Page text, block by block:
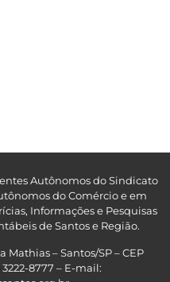
Autônomos do Sindicato
do Comércio e em
Informações e Pesquisas
de Santos e Região.
Mathias – Santos/SP – CEP
3222-8777 – E-mail: